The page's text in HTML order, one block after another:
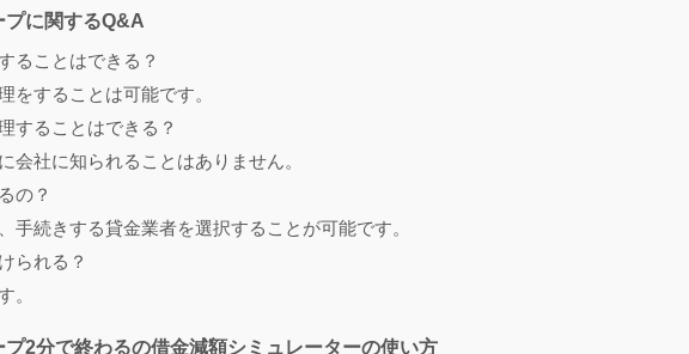
プに関するQ&A
ることはできる？
をすることは可能です。
することはできる？
会社に知られることはありません。
の？
手続きする貸金業者を選択することが可能です。
られる？
。
2分で終わるの借金減額シミュレーターの使い方